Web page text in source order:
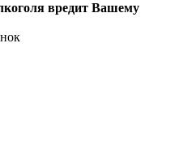
вредит Вашему